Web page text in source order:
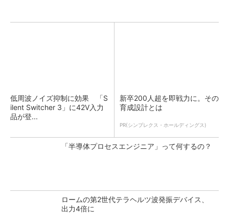
低周波ノイズ抑制に効果 「S
ilent Switcher 3」に42V入力
品が登...
新卒200人超を即戦力に。その
育成設計とは
PR(シンプレクス・ホールディングス)
「半導体プロセスエンジニア」って何するの？
ロームの第2世代テラヘルツ波発振デバイス、
出力4倍に